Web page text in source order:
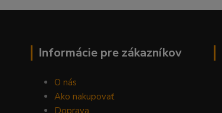
Informácie pre zákazníkov
O nás
Ako nakupovať
Doprava